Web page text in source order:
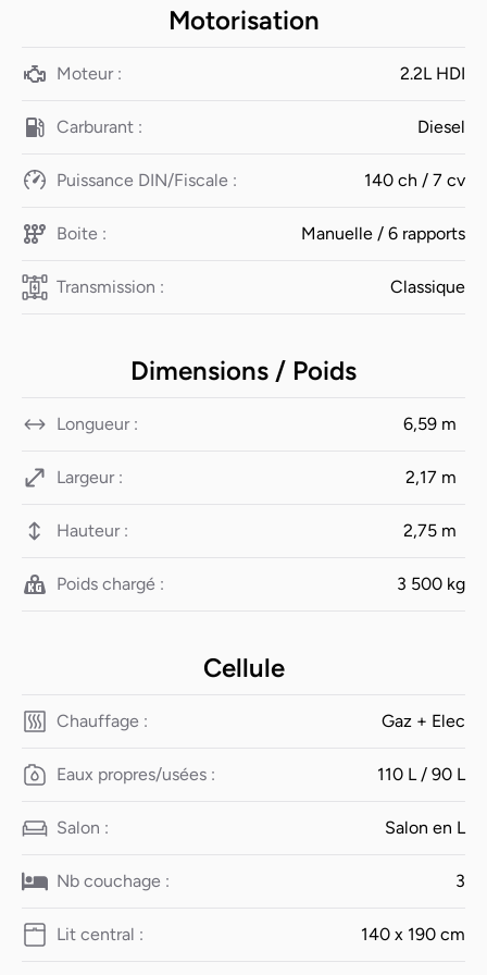
Motorisation
Moteur : 2.2L HDI
Carburant : Diesel
Puissance DIN/Fiscale : 140 ch / 7 cv
Boite : Manuelle / 6 rapports
Transmission : Classique
Dimensions / Poids
Longueur : 6,59 m
Largeur : 2,17 m
Hauteur : 2,75 m
Poids chargé : 3 500 kg
Cellule
Chauffage : Gaz + Elec
Eaux propres/usées : 110 L / 90 L
Salon : Salon en L
Nb couchage : 3
Lit central : 140 x 190 cm